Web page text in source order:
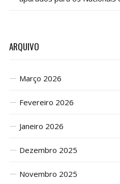
ARQUIVO
Março 2026
Fevereiro 2026
Janeiro 2026
Dezembro 2025
Novembro 2025